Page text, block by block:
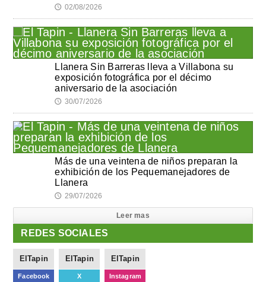
🕔 02/08/2026
Llanera Sin Barreras lleva a Villabona su
exposición fotográfica por el décimo
aniversario de la asociación
🕔 30/07/2026
Más de una veintena de niños preparan la
exhibición de los Pequemanejadores de
Llanera
🕔 29/07/2026
Leer mas
REDES SOCIALES
ElTapin
Facebook
ElTapin
X
ElTapin
Instagram